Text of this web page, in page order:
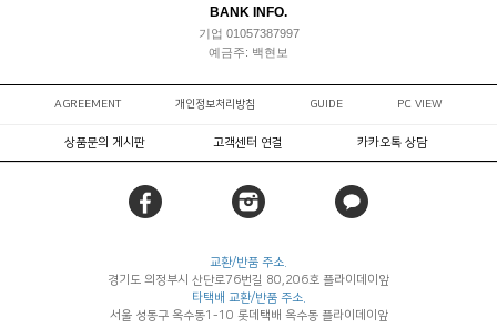
BANK INFO.
기업 01057387997
예금주: 백현보
AGREEMENT 개인정보처리방침 GUIDE PC VIEW
상품문의 게시판 고객센터 연결 카카오톡 상담
교환/반품 주소.
경기도 의정부시 산단로76번길 80,206호 플라이데이앞
타택배 교환/반품 주소.
서울 성동구 옥수동1-10 롯데택배 옥수동 플라이데이앞